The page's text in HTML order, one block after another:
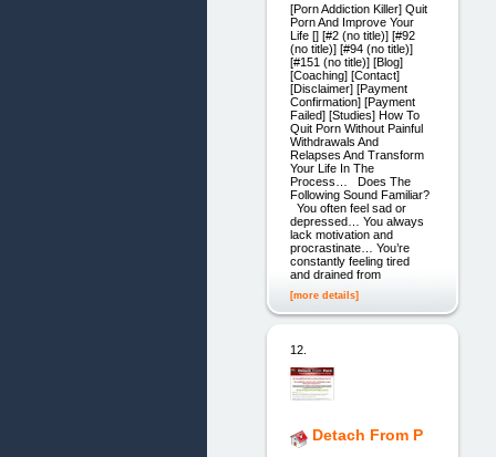
[Porn Addiction Killer] Quit
Porn And Improve Your
Life [] [#2 (no title)] [#92
(no title)] [#94 (no title)]
[#151 (no title)] [Blog]
[Coaching] [Contact]
[Disclaimer] [Payment
Confirmation] [Payment
Failed] [Studies] How To
Quit Porn Without Painful
Withdrawals And
Relapses And Transform
Your Life In The
Process… Does The
Following Sound Familiar?
You often feel sad or
depressed… You always
lack motivation and
procrastinate… You’re
constantly feeling tired
and drained from
[more details]
12.
Detach From P